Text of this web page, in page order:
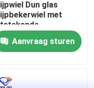
Dun glas
met
en
Aanvraag sturen